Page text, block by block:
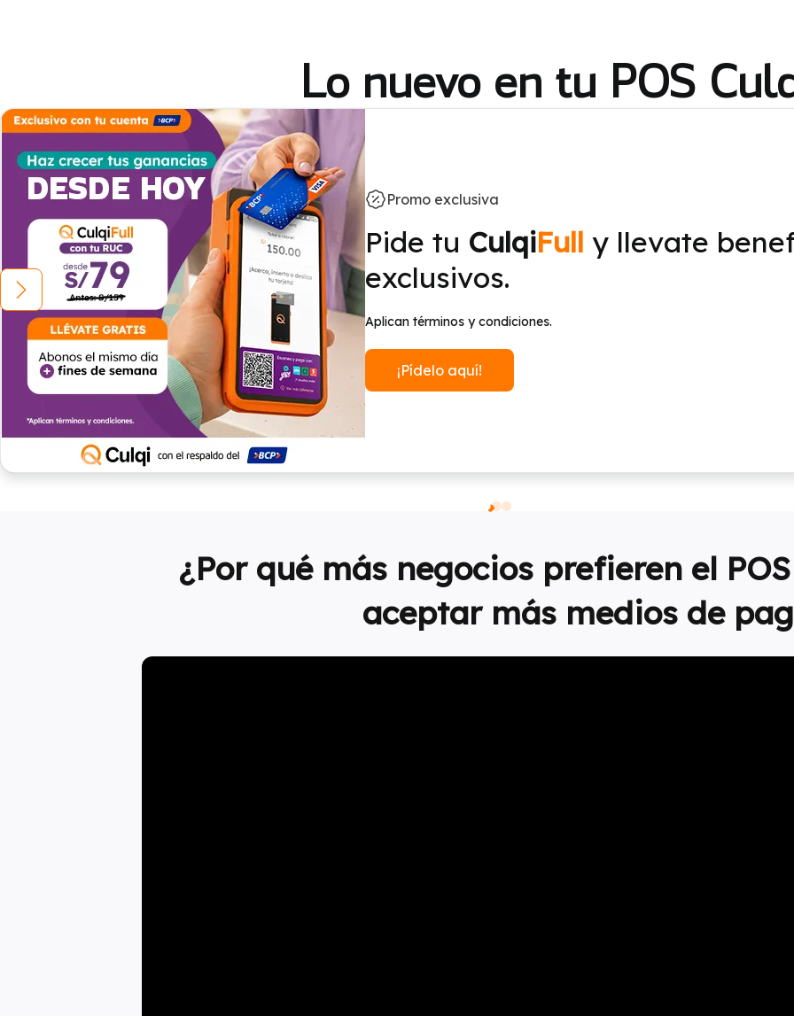
Lo nuevo en tu POS
Promo exclusiva
Pide tu CulqiFull y llevate
exclusivos.
Aplican términos y condiciones.
¡Pídelo aquí!
¿Por qué más negocios prefieren el
aceptar más medios de